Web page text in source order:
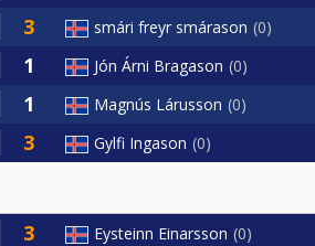
smári freyr smárason 0
Jón Árni Bragason 0
Magnús Lárusson 0
Gylfi Ingason 0
Eysteinn Einarsson 0